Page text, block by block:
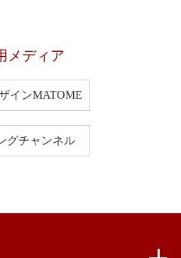
メディア
インMATOME
グチャンネル